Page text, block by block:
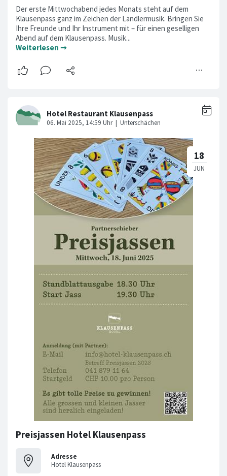
Der erste Mittwochabend jedes Monats steht auf dem
Klausenpass ganz im Zeichen der Ländlermusik. Bringen Sie
Ihre Freunde und Ihr Instrument mit – für einen geselligen
Abend auf dem Klausenpass. Musik...
Weiterlesen ➞
Preisjassen Hotel Klausenpass
Adresse
Hotel Klausenpass